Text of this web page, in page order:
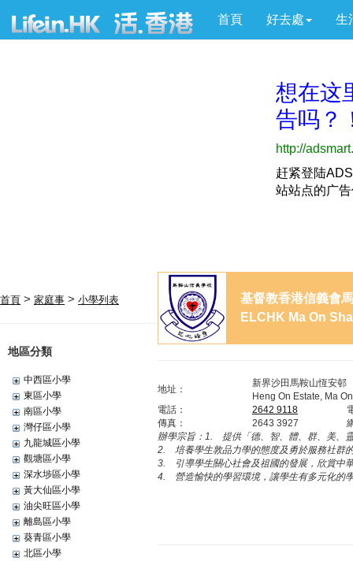
首頁 好去處 生
首頁 > 家庭事 > 小學列表
地區分類
中西區小學
東區小學
南區小學
灣仔區小學
九龍城區小學
觀塘區小學
深水埗區小學
黃大仙區小學
油尖旺區小學
離島區小學
葵青區小學
北區小學
基督教香港信義會
ELCHK Ma On
地址：
新界沙田馬鞍山恆安邨
Heng On Estate, Ma
電話：
2642 9118
傳真：
2643 3927
辦學宗旨： 1. 提供「德、智、體、群、美、
2. 培養學生敦品力學的態度及勇於服務社群
3. 引導學生關心社會及祖國的發展，欣賞中
4. 營造愉快的學習環境，讓學生有多元化的